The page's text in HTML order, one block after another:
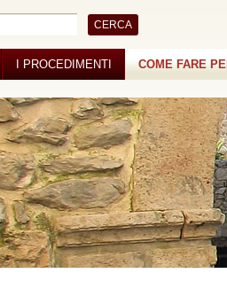
I PROCEDIMENTI COME FARE